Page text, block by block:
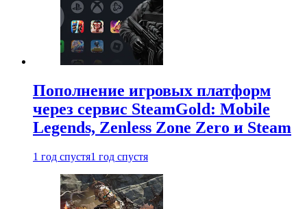
Пополнение игровых платформ
через сервис SteamGold: Mobile
Legends, Zenless Zone Zero и Steam
1 год спустя1 год спустя